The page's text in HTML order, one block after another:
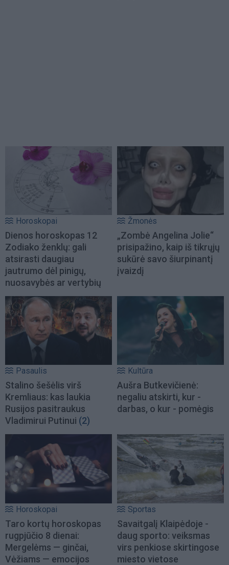
Horoskopai
Dienos horoskopas 12
Zodiako ženklų: gali
atsirasti daugiau
jautrumo dėl pinigų,
nuosavybės ar vertybių
Žmonės
„Zombė Angelina Jolie“
prisipažino, kaip iš tikrųjų
sukūrė savo šiurpinantį
įvaizdį
Pasaulis
Stalino šešėlis virš
Kremliaus: kas laukia
Rusijos pasitraukus
Vladimirui Putinui (2)
Kultūra
Aušra Butkevičienė:
negaliu atskirti, kur -
darbas, o kur - pomėgis
Horoskopai
Taro kortų horoskopas
rugpjūčio 8 dienai:
Mergelėms — ginčai,
Vėžiams — emocijos
Sportas
Savaitgalį Klaipėdoje -
daug sporto: veiksmas
virs penkiose skirtingose
miesto vietose